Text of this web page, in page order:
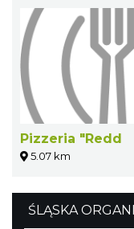
Pizzeria "Redd
5.07 km
ŚLĄSKA